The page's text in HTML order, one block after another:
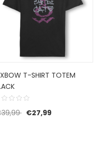
T-SHIRT TOTEM
39,99 Oorspronkelijke prijs
€27,99Huidige prijs